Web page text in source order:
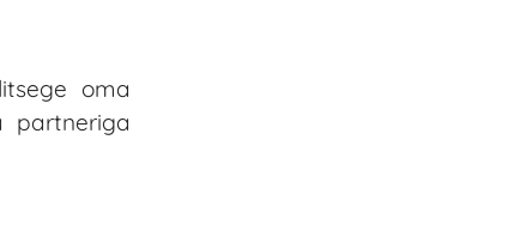
oma
partneriga